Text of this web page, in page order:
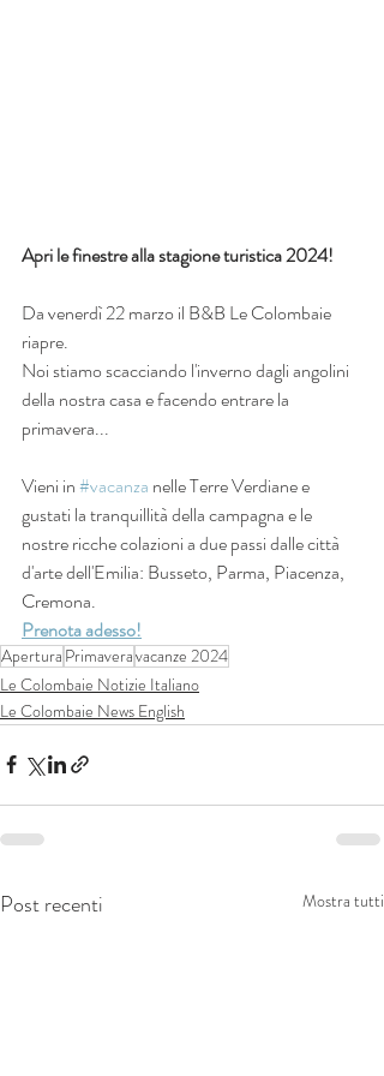
Apri le finestre alla stagione turistica 2024!
Da venerdì 22 marzo il B&B Le Colombaie
riapre.
Noi stiamo scacciando l'inverno dagli angolini
della nostra casa e facendo entrare la
primavera...
Vieni in #vacanza nelle Terre Verdiane e
gustati la tranquillità della campagna e le
nostre ricche colazioni a due passi dalle città
d'arte dell'Emilia: Busseto, Parma, Piacenza,
Cremona.
Prenota adesso!
Apertura Primaveravacanze 2024
Le Colombaie Notizie Italiano
Le Colombaie News English
Post recenti Mostra tutti